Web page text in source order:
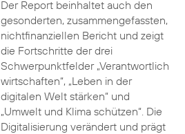
Der Report beinhaltet auch den
gesonderten, zusammengefassten,
nichtfinanziellen Bericht und zeigt
die Fortschritte der drei
Schwerpunktfelder „Verantwortlich
wirtschaften“, „Leben in der
digitalen Welt stärken“ und
„Umwelt und Klima schützen“. Die
Digitalisierung verändert und prägt